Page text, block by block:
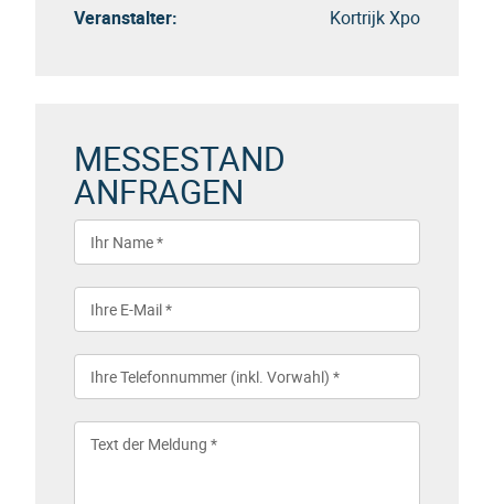
Veranstalter:
Kortrijk Xpo
MESSESTAND
ANFRAGEN